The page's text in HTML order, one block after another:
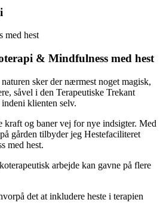
med hest
& Mindfulness med hest
sker der nærmest noget magisk,
såvel i den Terapeutiske Trekant
klienten selv.
kraft og baner vej for nye indsigter. Med
gården tilbyder jeg Hestefaciliteret
med hest.
arbejde kan gavne på flere
det at inkludere heste i terapien